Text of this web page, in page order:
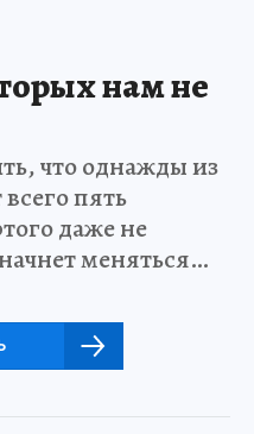
нам не
что однажды из
пять
даже не
меняться…